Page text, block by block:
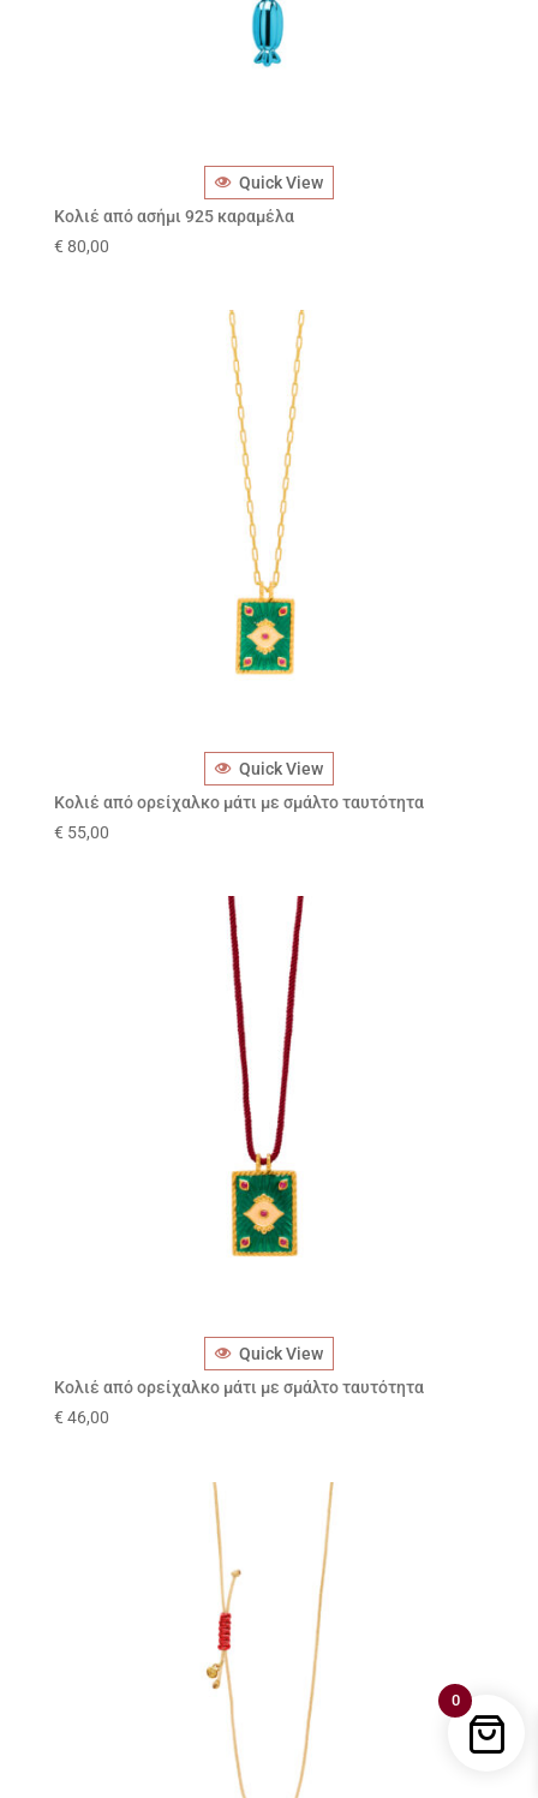
Quick View
Κολιέ από ασήμι 925 καραμέλα
€ 80,00
Quick View
Κολιέ από ορείχαλκο μάτι με σμάλτο ταυτότητα
€ 55,00
Quick View
Κολιέ από ορείχαλκο μάτι με σμάλτο ταυτότητα
€ 46,00
0